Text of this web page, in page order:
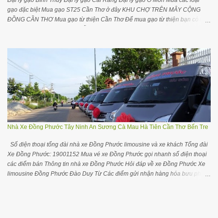
gạo đặc biệt Mua gạo ST25 Cần Thơ ở đây KHU CHỢ TRÊN MÂY CỘNG
ĐỒNG CẦN THƠ Mua gạo từ thiện Cần Thơ Để mua gạo từ thiện bạn có thể
buôn đại lý gạo Cần Thơ trên Facebook Các yêu cầu điều chỉnh cập nhật
thông tin, bổ sung thông tin các nhà cung cấp gạo Cần Thơ quý bạn vui lòng
để lại comment hơặc gửi trên Groups cộng đồng Khám phá đại lý gạo ở các
vùng miền Đại lý gạo ở tại TPHCM Đại lý gạo ở tại Hà Nội Đại lý gạo Quảng
Ninh Đại lý gạo Đà Nẵng Đại lý gạo Hải Phòng Mua gạo ST25 tại Cần Thơ
Để mua gạo ST25 tại Cần Thơ bạn hãy liên hệ Cửa hàng đặc sản ĐBSCL
Số 52 đường Trần Việt Châu, quận Ninh Kiều, TP Cần Thơ. Số 67-69 Đinh
Tiên Hoàng, quận Ninh Kiều, TP Cần Thơ. Cửa hàng gạo Đ...
Nhà Xe Đồng Phước Tây Ninh An Sương Cà Mau Hà Tiên Cần Thơ Bến Tre
Số điện thoại tổng đài nhà xe Đồng Phước limousine và xe khách Tổng đài
Xe Đồng Phước: 19001152 Mua vé xe Đồng Phước gọi nhanh số điện thoại
các điểm bán Thông tin nhà xe Đồng Phước Hỏi đáp về xe Đồng Phước Xe
limousine Đồng Phước Đào Duy Từ Các điểm gửi nhận hàng hóa bưu phẩm